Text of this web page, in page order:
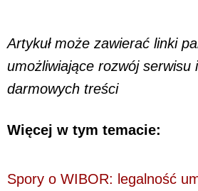
Artykuł może zawierać linki
umożliwiające rozwój serwisu
darmowych treści
Więcej w tym temacie:
Spory o WIBOR: legalność